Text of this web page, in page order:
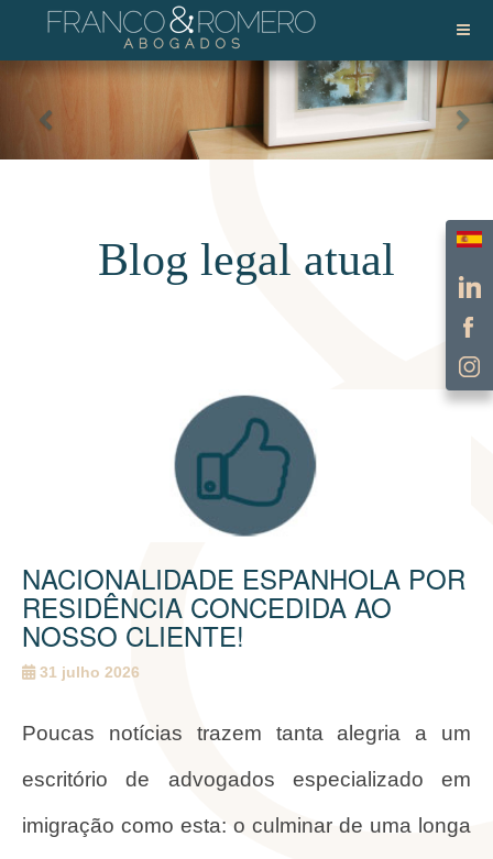
Blog legal atual
NACIONALIDADE ESPANHOLA POR
RESIDÊNCIA CONCEDIDA AO
NOSSO CLIENTE!
31 julho 2026
Poucas notícias trazem tanta alegria a um
escritório de advogados especializado em
imigração como esta: o culminar de uma longa